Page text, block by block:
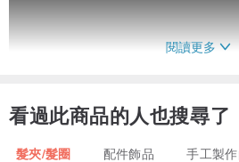
▪️獨家層次拼接，視覺多角度，戴起來修
閱讀更多
看過此商品的人也搜尋了
髮夾/髮圈 配件飾品 手工製